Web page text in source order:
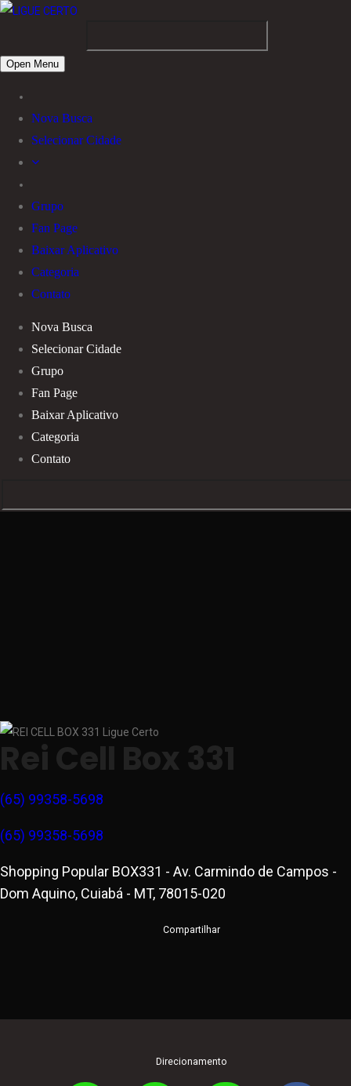
Open Menu
Nova Busca
Selecionar Cidade
Grupo
Fan Page
Baixar Aplicativo
Categoria
Contato
Nova Busca
Selecionar Cidade
Grupo
Fan Page
Baixar Aplicativo
Categoria
Contato
Rei Cell Box 331
(65) 99358-5698
(65) 99358-5698
Shopping Popular BOX331 - Av. Carmindo de Campos -
Dom Aquino, Cuiabá - MT, 78015-020
Compartilhar
Direcionamento